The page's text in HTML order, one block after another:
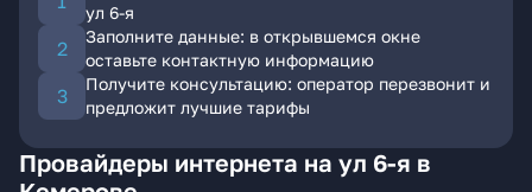
ул 6-я
Заполните данные: в открывшемся окне
оставьте контактную информацию
Получите консультацию: оператор перезвонит и
предложит лучшие тарифы
Провайдеры интернета на ул 6-я в